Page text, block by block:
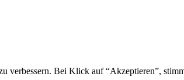
verbessern. Bei Klick auf “Akzeptieren”,